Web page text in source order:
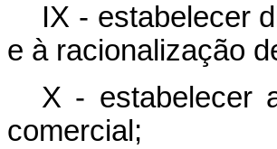
IX - estabelecer
e à racionalização
X - estabelecer
comercial;